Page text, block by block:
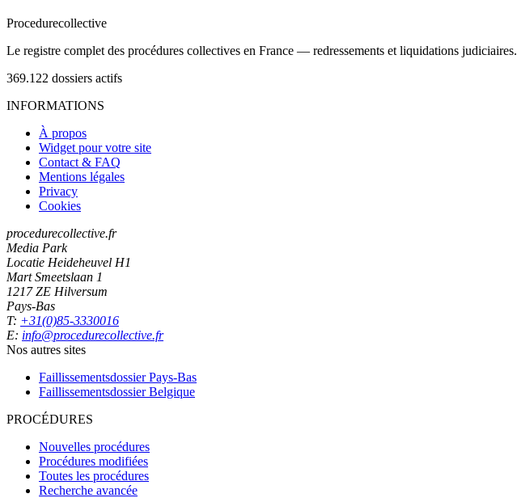
Procedurecollective
Le registre complet des procédures collectives en France — redressements et liquidations judiciaires.
369.122 dossiers actifs
INFORMATIONS
À propos
Widget pour votre site
Contact & FAQ
Mentions légales
Privacy
Cookies
procedurecollective.fr
Media Park
Locatie Heideheuvel H1
Mart Smeetslaan 1
1217 ZE Hilversum
Pays-Bas
T: +31(0)85-3330016
E: info@procedurecollective.fr
Nos autres sites
Faillissementsdossier Pays-Bas
Faillissementsdossier Belgique
PROCÉDURES
Nouvelles procédures
Procédures modifiées
Toutes les procédures
Recherche avancée